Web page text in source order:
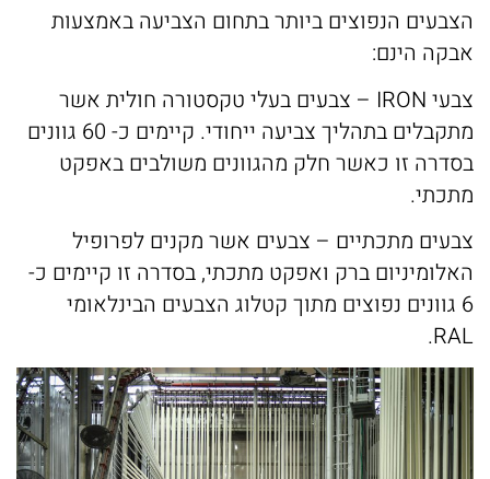
הצבעים הנפוצים ביותר בתחום הצביעה באמצעות
אבקה הינם:
צבעי IRON – צבעים בעלי טקסטורה חולית אשר
מתקבלים בתהליך צביעה ייחודי. קיימים כ- 60 גוונים
בסדרה זו כאשר חלק מהגוונים משולבים באפקט
מתכתי.
צבעים מתכתיים – צבעים אשר מקנים לפרופיל
האלומיניום ברק ואפקט מתכתי, בסדרה זו קיימים כ-
6 גוונים נפוצים מתוך קטלוג הצבעים הבינלאומי
RAL.